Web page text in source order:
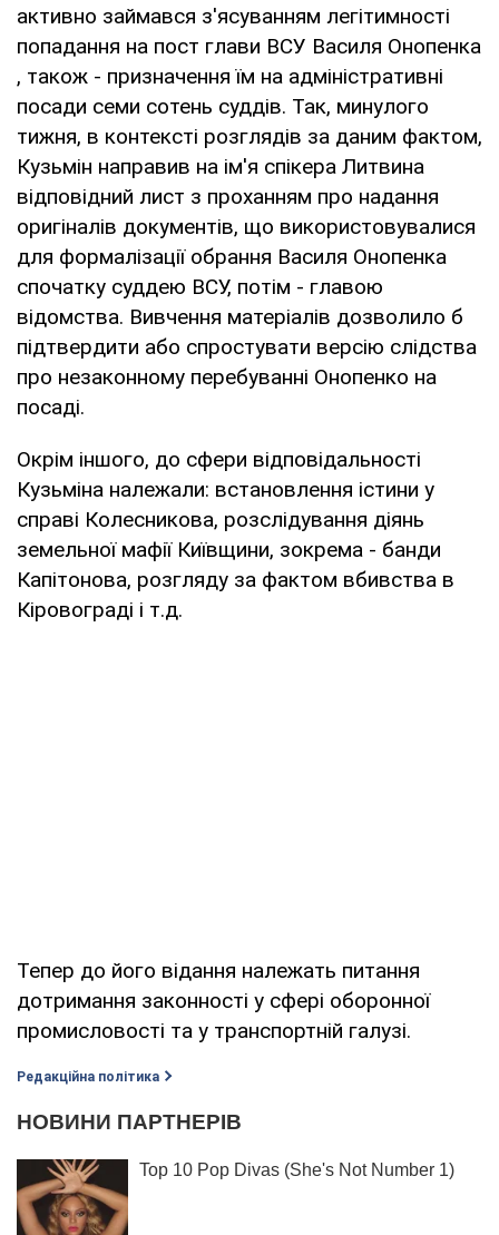
активно займався з'ясуванням легітимності
попадання на пост глави ВСУ Василя Онопенка
, також - призначення їм на адміністративні
посади семи сотень суддів. Так, минулого
тижня, в контексті розглядів за даним фактом,
Кузьмін направив на ім'я спікера Литвина
відповідний лист з проханням про надання
оригіналів документів, що використовувалися
для формалізації обрання Василя Онопенка
спочатку суддею ВСУ, потім - главою
відомства. Вивчення матеріалів дозволило б
підтвердити або спростувати версію слідства
про незаконному перебуванні Онопенко на
посаді.
Окрім іншого, до сфери відповідальності
Кузьміна належали: встановлення істини у
справі Колесникова, розслідування діянь
земельної мафії Київщини, зокрема - банди
Капітонова, розгляду за фактом вбивства в
Кіровограді і т.д.
Тепер до його відання належать питання
дотримання законності у сфері оборонної
промисловості та у транспортній галузі.
Редакційна політика